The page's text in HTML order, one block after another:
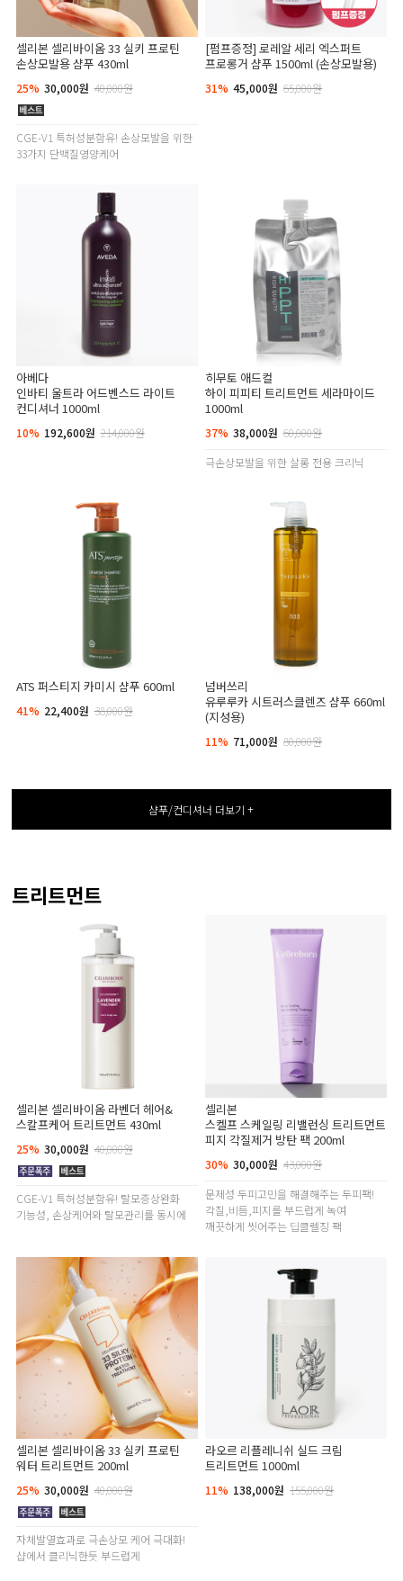
셀리본 셀리바이옴 33 실키 프로틴
손상모발용 샴푸 430ml
25% 30,000원 40,000원
CGE-V1 특허성분함유! 손상모발을 위한
33가지 단백질영양케어
[펌프증정] 로레알 세리 엑스퍼트
프로롱거 샴푸 1500ml (손상모발용)
31% 45,000원 65,000원
아베다
인바티 울트라 어드벤스드 라이트
컨디셔너 1000ml
10% 192,600원 214,000원
히무토 애드컬
하이 피피티 트리트먼트 세라마이드
1000ml
37% 38,000원 60,000원
극손상모발을 위한 살롱 전용 크리닉
ATS 퍼스티지 카미시 샴푸 600ml
41% 22,400원 38,000원
넘버쓰리
유루루카 시트러스클렌즈 샴푸 660ml
(지성용)
11% 71,000원 80,000원
샴푸/컨디셔너 더보기 +
트리트먼트
셀리본 셀리바이옴 라벤더 헤어&
스칼프케어 트리트먼트 430ml
25% 30,000원 40,000원
CGE-V1 특허성분함유! 탈모증상완화
기능성, 손상케어와 탈모관리를 동시에
셀리본
스켈프 스케일링 리밸런싱 트리트먼트
피지 각질제거 방탄 팩 200ml
30% 30,000원 43,000원
문제성 두피고민을 해결해주는 두피팩!
각질,비듬,피지를 부드럽게 녹여
깨끗하게 씻어주는 딥클렐징 팩
셀리본 셀리바이옴 33 실키 프로틴
워터 트리트먼트 200ml
25% 30,000원 40,000원
자체발열효과로 극손상모 케어 극대화!
샵에서 클리닉한듯 부드럽게
라오르 리플레니쉬 실드 크림
트리트먼트 1000ml
11% 138,000원 155,000원